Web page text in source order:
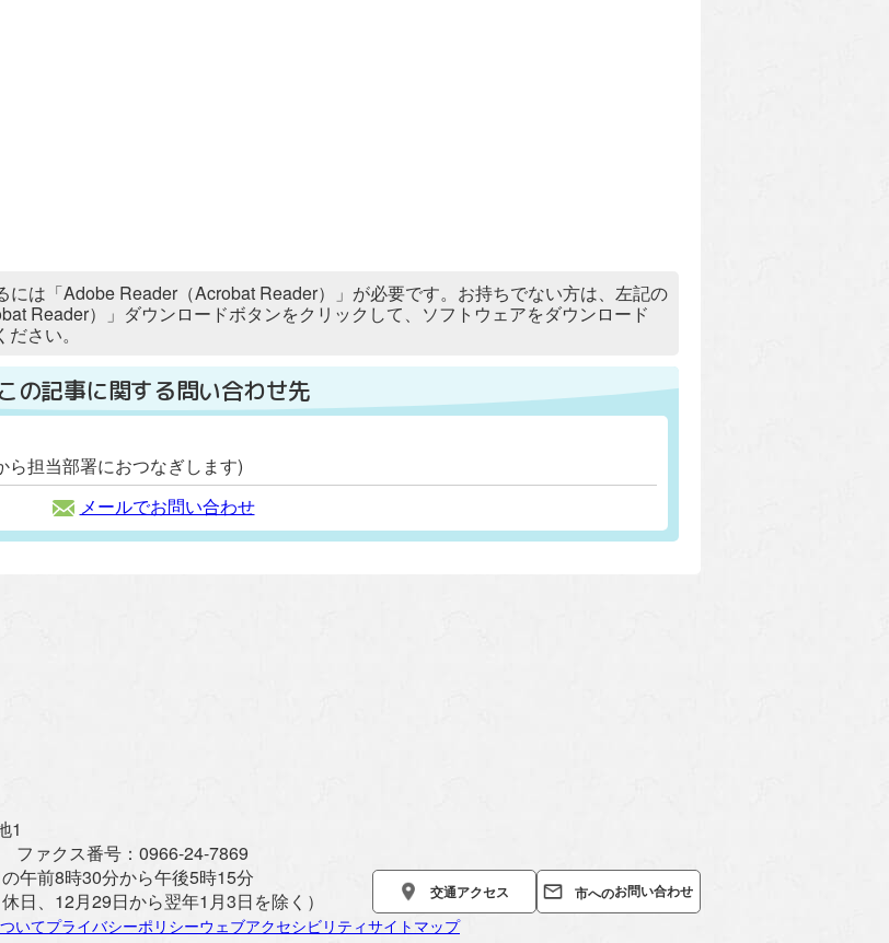
には「Adobe Reader（Acrobat Reader）」が必要です。お持ちでない方は、左記の
Reader）」ダウンロードボタンをクリックして、ソフトウェアをダウンロード
さい。
の記事に関する問い合わせ先
ら担当部署におつなぎします)
メールでお問い合わせ
1
ファクス番号： 0966-24-7869
午前8時30分から午後5時15分
休日、12月29日から翌年1月3日を除く）
交通アクセス 市へのお問い合わせ
いてプライバシーポリシーウェブアクセシビリティサイトマップ